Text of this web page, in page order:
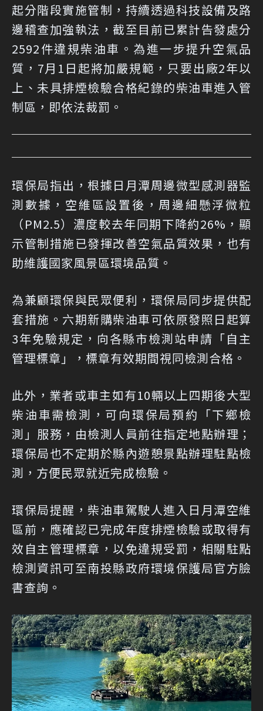
起分階段實施管制，持續透過科技設備及路
邊稽查加強執法，截至目前已累計告發處分
2592件違規柴油車。為進一步提升空氣品
質，7月1日起將加嚴規範，只要出廠2年以
上、未具排煙檢驗合格紀錄的柴油車進入管
制區，即依法裁罰。
環保局指出，根據日月潭周邊微型感測器監
測數據，空維區設置後，周邊細懸浮微粒
（PM2.5）濃度較去年同期下降約26%，顯
示管制措施已發揮改善空氣品質效果，也有
助維護國家風景區環境品質。
為兼顧環保與民眾便利，環保局同步提供配
套措施。六期新購柴油車可依原發照日起算
3年免驗規定，向各縣市檢測站申請「自主
管理標章」，標章有效期間視同檢測合格。
此外，業者或車主如有10輛以上四期後大型
柴油車需檢測，可向環保局預約「下鄉檢
測」服務，由檢測人員前往指定地點辦理；
環保局也不定期於縣內遊憩景點辦理駐點檢
測，方便民眾就近完成檢驗。
環保局提醒，柴油車駕駛人進入日月潭空維
區前，應確認已完成年度排煙檢驗或取得有
效自主管理標章，以免違規受罰，相關駐點
檢測資訊可至南投縣政府環境保護局官方臉
書查詢。